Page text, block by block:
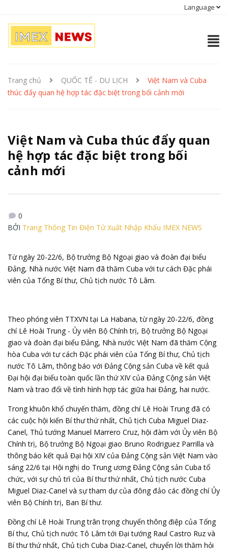
Language
Trang chủ QUỐC TẾ - DU LỊCH
Việt Nam và Cuba
thúc đẩy quan hệ hợp tác đặc biệt trong bối cảnh mới
Việt Nam và Cuba thúc đẩy quan
hệ hợp tác đặc biệt trong bối
cảnh mới
0
BỞI Trang Thông Tin Điện Tử Xuất Nhập Khẩu IMEX NEWS
Từ ngày 20-22/6, Bộ trưởng Bộ Ngoại giao và đoàn đại biểu
Đảng, Nhà nước Việt Nam đã thăm Cuba với tư cách Đặc phái
viên của Tổng Bí thư, Chủ tịch nước Tô Lâm.
Theo phóng viên TTXVN tại La Habana, từ ngày 20-22/6, đồng
chí Lê Hoài Trung - Ủy viên Bộ Chính trị, Bộ trưởng Bộ Ngoại
giao và đoàn đại biểu Đảng, Nhà nước Việt Nam đã thăm Cộng
hòa Cuba với tư cách Đặc phái viên của Tổng Bí thư, Chủ tịch
nước Tô Lâm, thông báo với Đảng Cộng sản Cuba về kết quả
Đại hội đại biểu toàn quốc lần thứ XIV của Đảng Cộng sản Việt
Nam và trao đổi về tình hình hợp tác giữa hai Đảng, hai nước.
Trong khuôn khổ chuyến thăm, đồng chí Lê Hoài Trung đã có
các cuộc hội kiến Bí thư thứ nhất, Chủ tịch Cuba Miguel Diaz-
Canel, Thủ tướng Manuel Marrero Cruz, hội đàm với Ủy viên Bộ
Chính trị, Bộ trưởng Bộ Ngoại giao Bruno Rodriguez Parrilla và
thông báo kết quả Đại hội XIV của Đảng Cộng sản Việt Nam vào
sáng 22/6 tại Hội nghị do Trung ương Đảng Cộng sản Cuba tổ
chức, với sự chủ trì của Bí thư thứ nhất, Chủ tịch nước Cuba
Miguel Diaz-Canel và sự tham dự của đông đảo các đồng chí Ủy
viên Bộ Chính trị, Ban Bí thư.
Đồng chí Lê Hoài Trung trân trọng chuyển thông điệp của Tổng
Bí thư, Chủ tịch nước Tô Lâm tới Đại tướng Raul Castro Ruz và
Bí thư thứ nhất, Chủ tịch Cuba Diaz-Canel, chuyển lời thăm hỏi